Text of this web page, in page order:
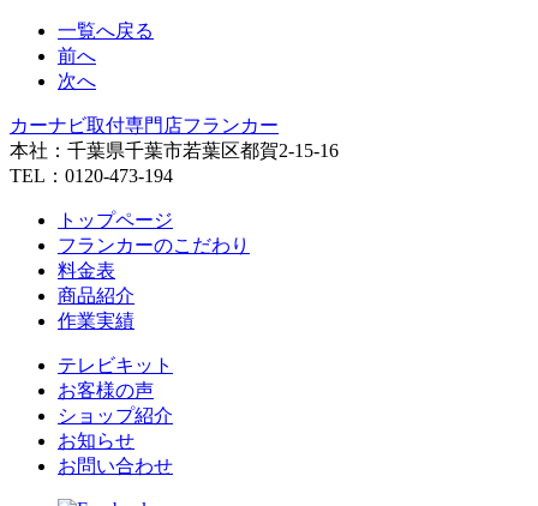
一覧へ戻る
前へ
次へ
カーナビ取付専⾨店フランカー
本社：千葉県千葉市若葉区都賀2-15-16
TEL：0120-473-194
トップページ
フランカーのこだわり
料金表
商品紹介
作業実績
テレビキット
お客様の声
ショップ紹介
お知らせ
お問い合わせ